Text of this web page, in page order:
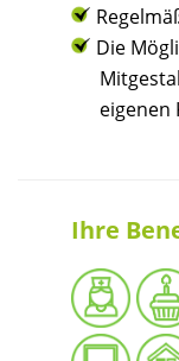
Die
eigenen
Ihre